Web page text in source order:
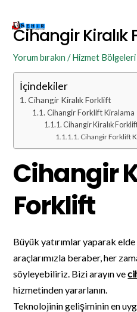
atla
Cihangir Kiralık
Yorum bırakın /Hizmet Bölgeleri
İçindekiler
Cihangir Kiralık Forklift
Cihangir Forklift Kiralama
Cihangir Kiralık
Cihangir Forklift
Cihangir
Forklift
Büyük yatırımlar yaparak
araçlarımızla beraber, her
söyleyebiliriz. Bizi arayın ve
hizmetinden yararlanın.
Teknolojinin gelişiminin en
navigation